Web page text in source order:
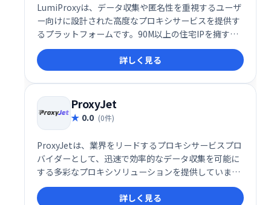
LumiProxyは、データ収集や匿名性を重視するユーザ
ー向けに設計された高度なプロキシサービスを提供す
るプラットフォームです。90M以上の住宅IPを擁する
グローバルなネットワークを持ち、高速で安定した接
続を実現します。その柔軟な地理的ターゲティング機
能やユーザーフレンドリーな管理システムにより、多
種多様なニーズに対応しています。
詳しく見る
ProxyJet
0.0 (0件)
ProxyJetは、業界をリードするプロキシサービスプロ
バイダーとして、迅速で効率的なデータ収集を可能に
する多彩なプロキシソリューションを提供していま
す。
詳しく見る